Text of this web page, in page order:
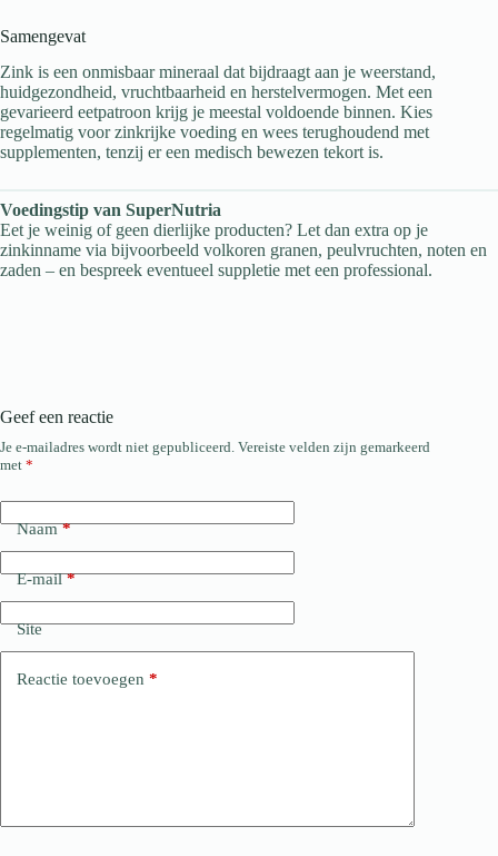
Samengevat
Zink is een onmisbaar mineraal dat bijdraagt aan je weerstand,
huidgezondheid, vruchtbaarheid en herstelvermogen. Met een
gevarieerd eetpatroon krijg je meestal voldoende binnen. Kies
regelmatig voor zinkrijke voeding en wees terughoudend met
supplementen, tenzij er een medisch bewezen tekort is.
Voedingstip van SuperNutria
Eet je weinig of geen dierlijke producten? Let dan extra op je
zinkinname via bijvoorbeeld volkoren granen, peulvruchten, noten en
zaden – en bespreek eventueel suppletie met een professional.
Geef een reactie
Je e-mailadres wordt niet gepubliceerd. Vereiste velden zijn gemarkeerd
met *
Naam*
E-mail*
Site
Reactie toevoegen *